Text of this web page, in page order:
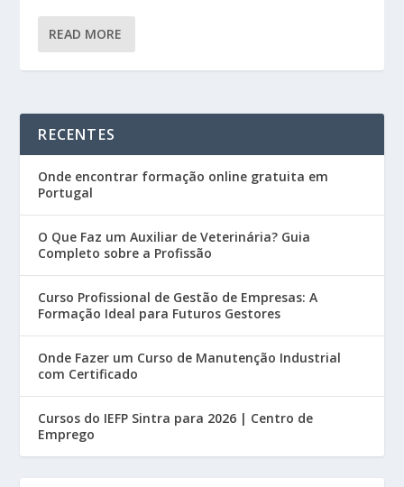
READ MORE
RECENTES
Onde encontrar formação online gratuita em
Portugal
O Que Faz um Auxiliar de Veterinária? Guia
Completo sobre a Profissão
Curso Profissional de Gestão de Empresas: A
Formação Ideal para Futuros Gestores
Onde Fazer um Curso de Manutenção Industrial
com Certificado
Cursos do IEFP Sintra para 2026 | Centro de
Emprego